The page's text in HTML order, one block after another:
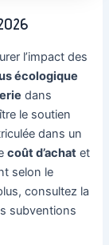
l’impact des
écologique
dans
le soutien
dans un
coût d’achat et
selon le
consultez la
subventions